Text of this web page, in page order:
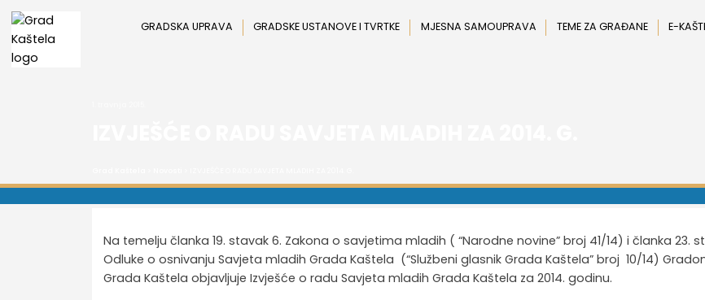
Preskoči
na
sadržaj
GRADSKA UPRAVA GRADSKE USTANOVE I TVRTKE MJESNA SAMOUPRAVA TEME ZA GRAĐANE E-
Na temelju članka 19. stavak 6. Zakona o savjetima mladih ( “Narodne novine” broj 41/14) i članka 23.
Odluke o osnivanju Savjeta mladih Grada Kaštela (“Službeni glasnik Grada Kaštela” broj 10/14)
Grada Kaštela objavljuje Izvješće o radu Savjeta mladih Grada Kaštela za 2014. godinu.